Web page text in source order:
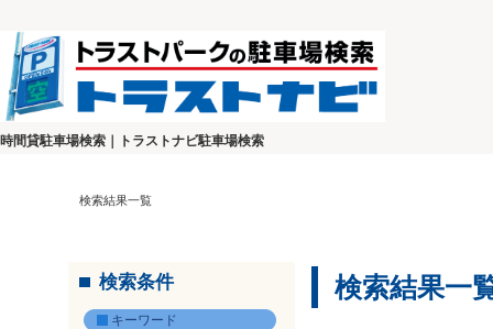
時間貸駐車場検索｜トラストナビ駐車場検索
検索結果一覧
検索条件
キーワード
検索結果一